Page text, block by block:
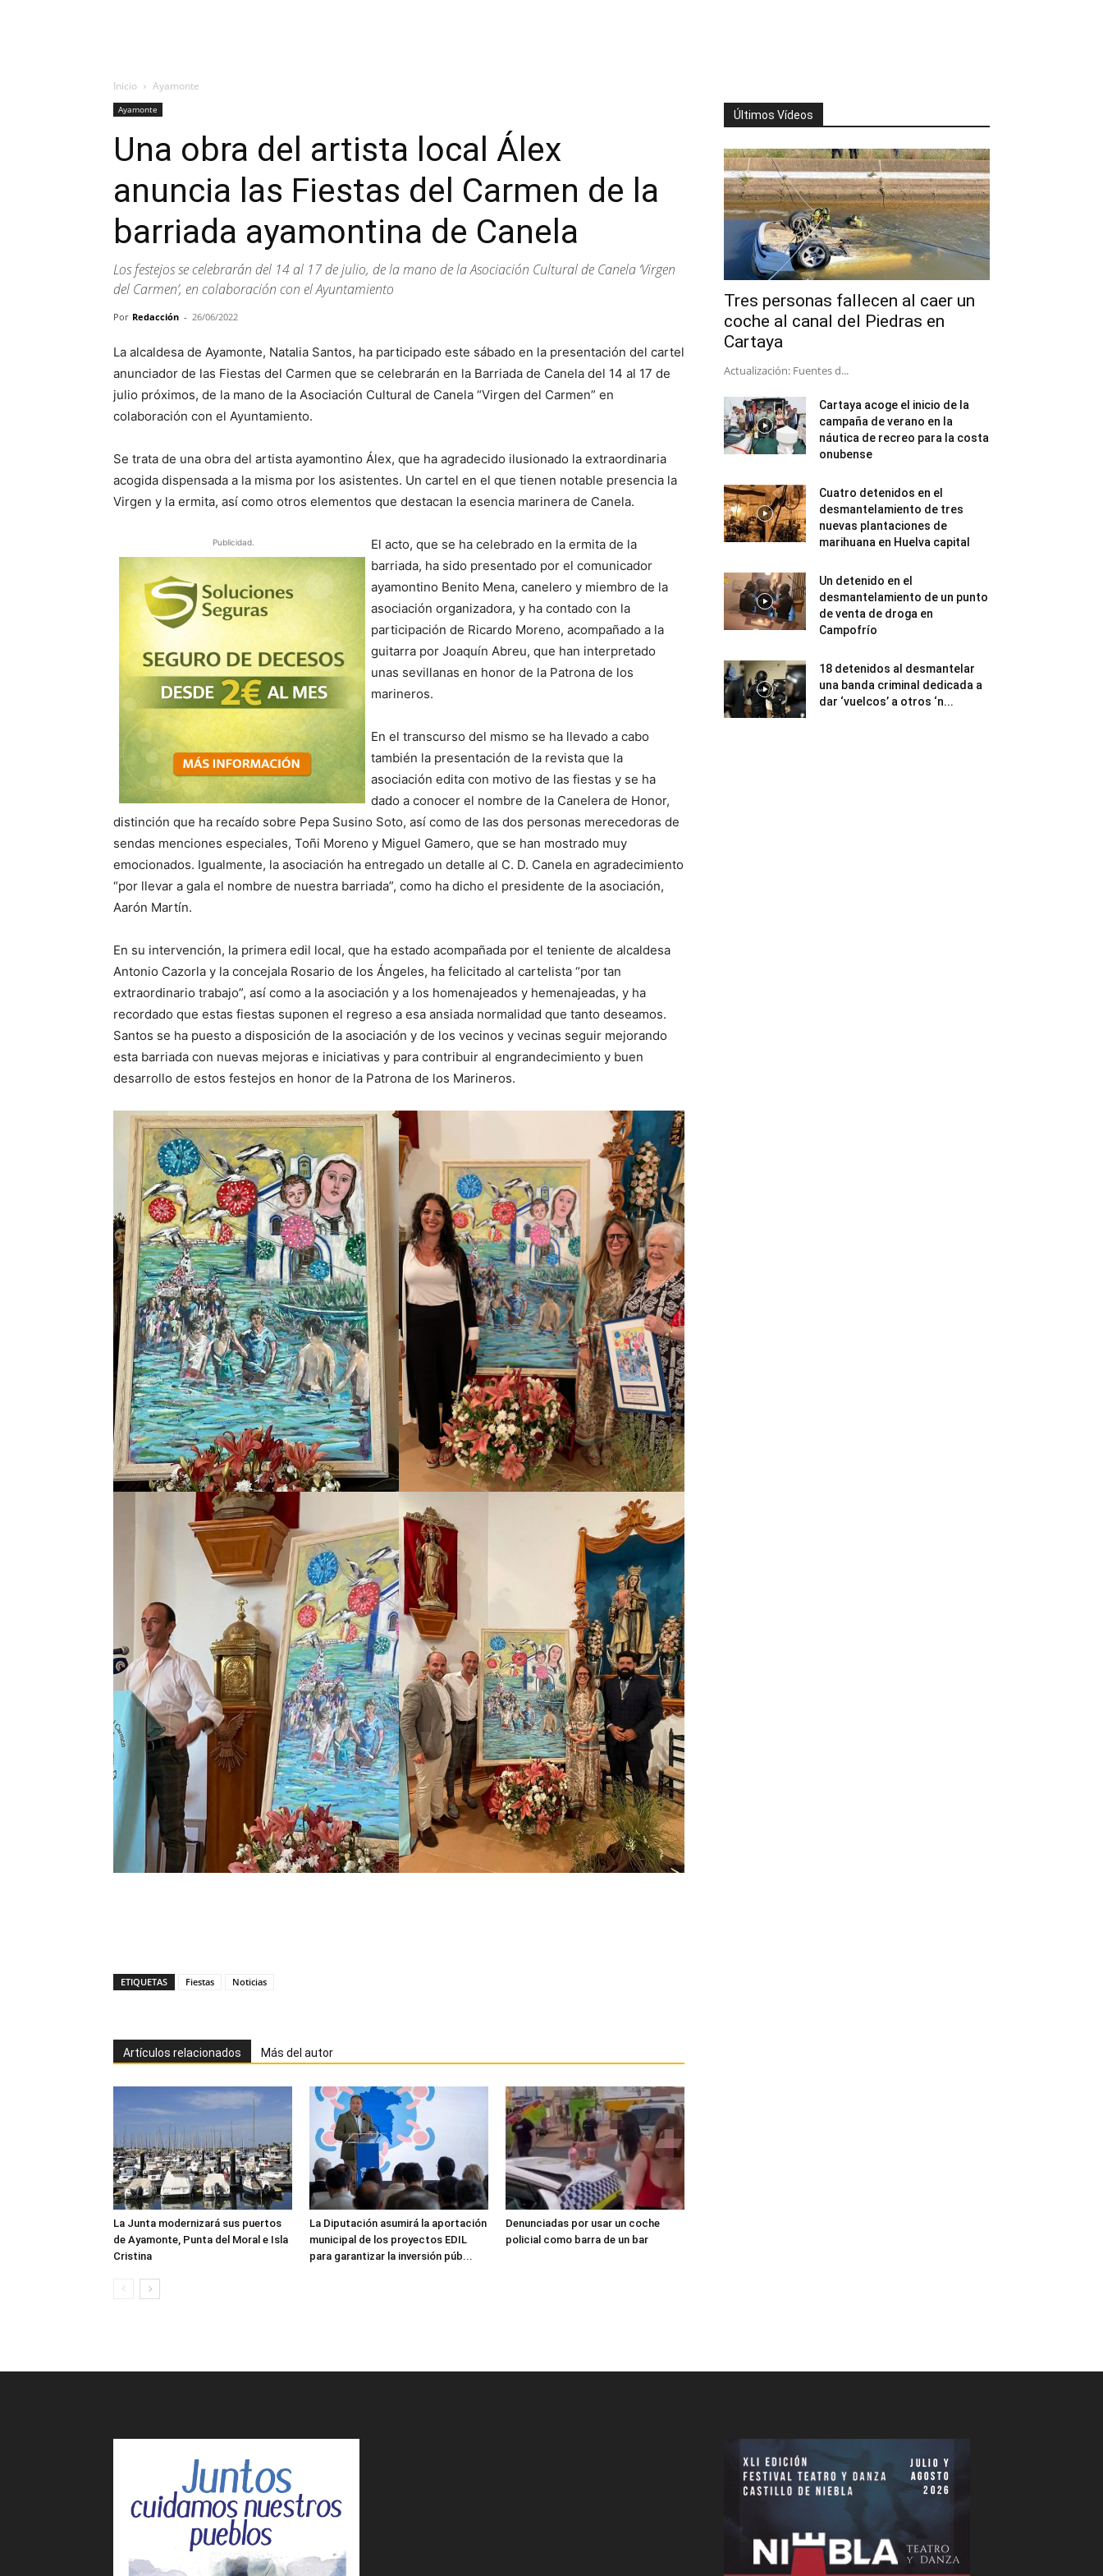
Inicio Ayamonte
Ayamonte
Una obra del artista local Álex
anuncia las Fiestas del Carmen de la
barriada ayamontina de Canela
Los festejos se celebrarán del 14 al 17 de julio, de la mano de la Asociación Cultural de Canela ‘Virgen
del Carmen’, en colaboración con el Ayuntamiento
Por Redacción - 26/06/2022
La alcaldesa de Ayamonte, Natalia Santos, ha participado este sábado en la presentación del cartel
anunciador de las Fiestas del Carmen que se celebrarán en la Barriada de Canela del 14 al 17 de
julio próximos, de la mano de la Asociación Cultural de Canela “Virgen del Carmen” en
colaboración con el Ayuntamiento.
Se trata de una obra del artista ayamontino Álex, que ha agradecido ilusionado la extraordinaria
acogida dispensada a la misma por los asistentes. Un cartel en el que tienen notable presencia la
Virgen y la ermita, así como otros elementos que destacan la esencia marinera de Canela.
Publicidad.
El acto, que se ha celebrado en la ermita de la
barriada, ha sido presentado por el comunicador
ayamontino Benito Mena, canelero y miembro de la
asociación organizadora, y ha contado con la
participación de Ricardo Moreno, acompañado a la
guitarra por Joaquín Abreu, que han interpretado
unas sevillanas en honor de la Patrona de los
marineros.
En el transcurso del mismo se ha llevado a cabo
también la presentación de la revista que la
asociación edita con motivo de las fiestas y se ha
dado a conocer el nombre de la Canelera de Honor,
distinción que ha recaído sobre Pepa Susino Soto, así como de las dos personas merecedoras de
sendas menciones especiales, Toñi Moreno y Miguel Gamero, que se han mostrado muy
emocionados. Igualmente, la asociación ha entregado un detalle al C. D. Canela en agradecimiento
“por llevar a gala el nombre de nuestra barriada”, como ha dicho el presidente de la asociación,
Aarón Martín.
En su intervención, la primera edil local, que ha estado acompañada por el teniente de alcaldesa
Antonio Cazorla y la concejala Rosario de los Ángeles, ha felicitado al cartelista “por tan
extraordinario trabajo”, así como a la asociación y a los homenajeados y hemenajeadas, y ha
recordado que estas fiestas suponen el regreso a esa ansiada normalidad que tanto deseamos.
Santos se ha puesto a disposición de la asociación y de los vecinos y vecinas seguir mejorando
esta barriada con nuevas mejoras e iniciativas y para contribuir al engrandecimiento y buen
desarrollo de estos festejos en honor de la Patrona de los Marineros.
ETIQUETAS Fiestas Noticias
Artículos relacionados Más del autor
La Junta modernizará sus puertos
de Ayamonte, Punta del Moral e Isla
Cristina
La Diputación asumirá la aportación
municipal de los proyectos EDIL
para garantizar la inversión púb...
Denunciadas por usar un coche
policial como barra de un bar
Últimos Vídeos
Tres personas fallecen al caer un
coche al canal del Piedras en
Cartaya
Actualización: Fuentes d...
Cartaya acoge el inicio de la
campaña de verano en la
náutica de recreo para la costa
onubense
Cuatro detenidos en el
desmantelamiento de tres
nuevas plantaciones de
marihuana en Huelva capital
Un detenido en el
desmantelamiento de un punto
de venta de droga en
Campofrío
18 detenidos al desmantelar
una banda criminal dedicada a
dar ‘vuelcos’ a otros ‘n...